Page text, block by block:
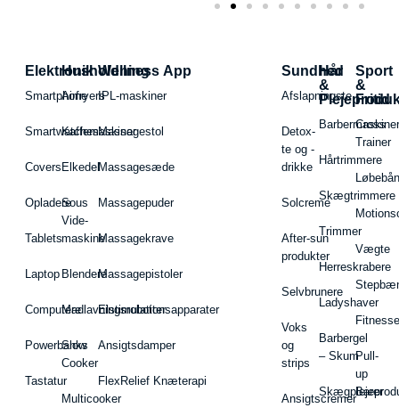
Elektronik
Smartphone
Smartwatches
Covers
Opladere
Tablets
Laptop
Computere
Powerbanks
Tastatur
Husholdning
Airfryers
Kaffemaskiner
Elkedel
Sous
Vide-
maskine
Blendere
Madlavningsrobotter
Slow
Cooker
Multicooker
Wellness App
IPL-maskiner
Massagestol
Massagesæde
Massagepuder
Massagekrave
Massagepistoler
Elstimulationsapparater
Ansigtsdamper
FlexRelief Knæterapi
Sundhed
Afslapningste
Detox-
te og -
drikke
Solcreme
After-sun
produkter
Selvbrunere
Voks
og
strips
Ansigtscremer
Hår
&
Hårtrimmere
Skægtrimmere
Trimmer
Herreskrabere
Ladyshaver
Barbergel
– Skum
Sport
&
Fritid
Cross
Trainer
Vægte
Pull-
up
Barer